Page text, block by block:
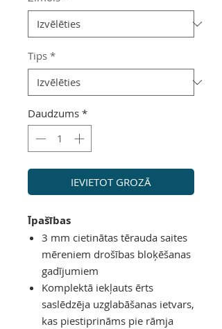
Tips *
Daudzums *
IEVIETOT GROZĀ
Īpašības
3 mm cietinātas tērauda saites
mēreniem drošības bloķēšanas
gadījumiem
Komplektā iekļauts ērts
saslēdzēja uzglabāšanas ietvars,
kas piestiprināms pie rāmja